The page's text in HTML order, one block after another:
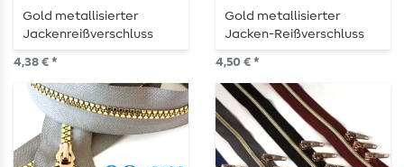
Gold metallisierter
Jackenreißverschluss
teilbar 80 cm
4,38 € *
Gold metallisierter
Jacken-Reißverschluss
teilbar 85 cm
4,50 € *